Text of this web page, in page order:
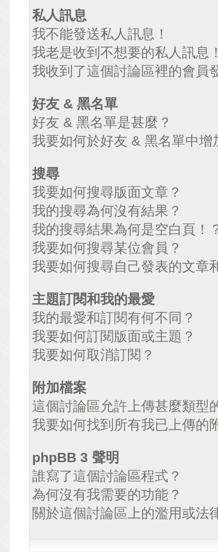
私人訊息
我不能發送私人訊息！
我老是收到不想要的私人訊息
我收到了這個討論區裡的會員
好友 & 黑名單
好友 & 黑名單是甚麼？
我要如何於好友 & 黑名單中增
搜尋
我要如何搜尋版面文章？
我的搜尋為何沒有結果？
我的搜尋結果為何是空白頁！
我要如何搜尋某位會員？
我要如何搜尋自己發表的文章
主題訂閱和我的最愛
我的最愛和訂閱有何不同？
我要如何訂閱版面或主題？
我要如何取消訂閱？
附加檔案
這個討論區允許上傳甚麼類型
我要如何找到所有我已上傳的
phpBB 3 聲明
誰寫了這個討論區程式？
為何沒有我需要的功能？
關於這個討論區上的濫用或法